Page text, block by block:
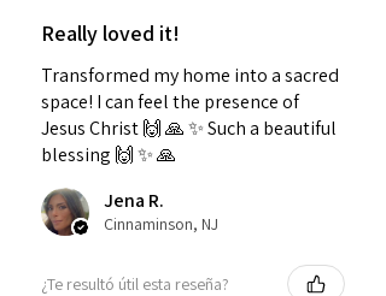
Really loved it!
Transformed my home into a sacred
space! I can feel the presence of
Jesus Christ 🙌 🙏 ✨️ Such a beautiful
blessing 🙌 ✨️ 🙏
Jena R.
Cinnaminson, NJ
¿Te resultó útil esta reseña?